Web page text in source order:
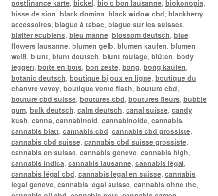
postfinance karte, bickel, bio c bon lausanne, biokonopia,
bisse de sion, black domina, black widow cbd, blackberry
accessoires, blague à tabac, blague sur les suisses,
blatter ecublens, bleu marine, blossom deutsch, blue
flowers lausanne, blumen gelb, blumen kaufen, blumen
weiß, blunt, blunt deutsch, blunt roulage, blüten, body
leggeri, boite en bois, bon zeste, bong, bong kaufen,
botanic deutsch, boutique bijoux en ligne, boutique du
chanvre vevey, boutique vente flash, bouture cbd,
bouture cbd suisse, boutures cbd, boutures fleurs, bubble
gum, bulk deutsch, calm deutsch, canal suisse, candy
kush, canna, cannabinoid, cannabinoide, cannabis,
cannabis blatt, cannabis cbd, cannabis cbd grossiste,
cannabis cbd suisse, cannabis cbd suisse grossiste,
cannabis en suisse, cannabis geneve, cannabis high,
cannabis indica, cannabis lausanne, cannabis légal,
cannabis légal cbd, cannabis legal en suisse, cannabis
legal geneve, cannabis legal suisse, cannabis ohne thc,